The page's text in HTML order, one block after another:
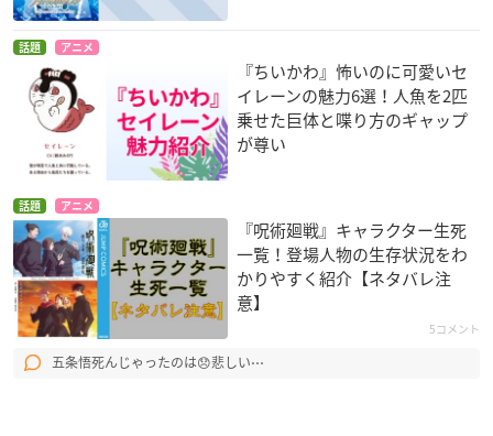
話題 アニメ
『ちいかわ』怖いのに可愛いセ
イレーンの魅力6選！人魚を2匹
乗せた巨体と喋り方のギャップ
が尊い
話題 アニメ
『呪術廻戦』キャラクター生死
一覧！登場人物の生存状況をわ
かりやすく紹介【ネタバレ注
意】
5コメント
五条悟死んじゃったのは😞悲しい⋯